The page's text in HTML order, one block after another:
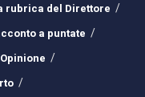
rubrica del Direttore
a puntate